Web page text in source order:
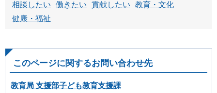
相談したい 働きたい 貢献したい
教育・文化
健康・福祉
このページに関するお問い合わせ先
教育局 支援部子ども教育支援課